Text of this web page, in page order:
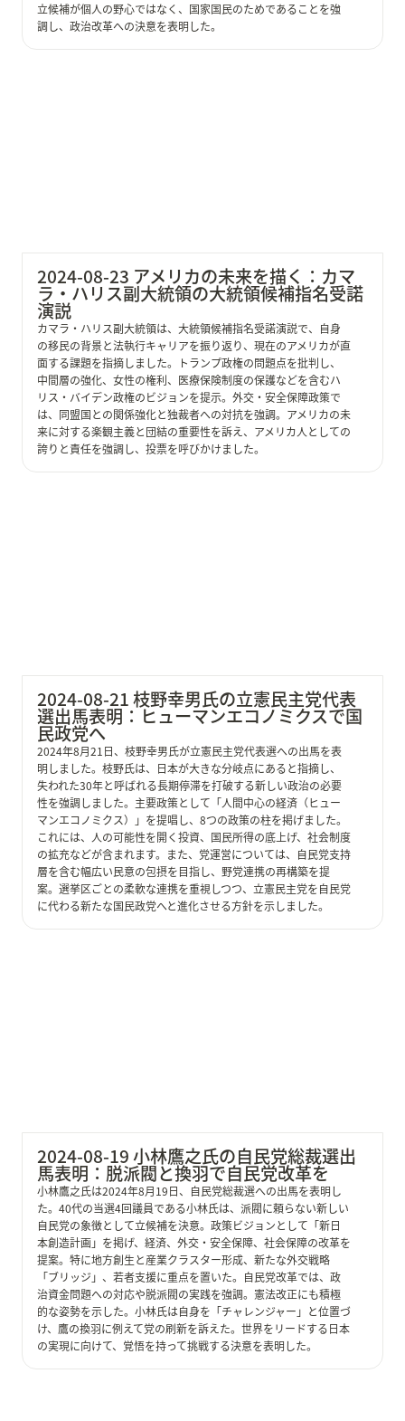
立候補が個人の野心ではなく、国家国民のためであることを強
調し、政治改革への決意を表明した。
2024-08-23 アメリカの未来を描く：カマ
ラ・ハリス副大統領の大統領候補指名受諾
演説
カマラ・ハリス副大統領は、大統領候補指名受諾演説で、自身
の移民の背景と法執行キャリアを振り返り、現在のアメリカが直
面する課題を指摘しました。トランプ政権の問題点を批判し、
中間層の強化、女性の権利、医療保険制度の保護などを含むハ
リス・バイデン政権のビジョンを提示。外交・安全保障政策で
は、同盟国との関係強化と独裁者への対抗を強調。アメリカの未
来に対する楽観主義と団結の重要性を訴え、アメリカ人としての
誇りと責任を強調し、投票を呼びかけました。
2024-08-21 枝野幸男氏の立憲民主党代表
選出馬表明：ヒューマンエコノミクスで国
民政党へ
2024年8月21日、枝野幸男氏が立憲民主党代表選への出馬を表
明しました。枝野氏は、日本が大きな分岐点にあると指摘し、
失われた30年と呼ばれる長期停滞を打破する新しい政治の必要
性を強調しました。主要政策として「人間中心の経済（ヒュー
マンエコノミクス）」を提唱し、8つの政策の柱を掲げました。
これには、人の可能性を開く投資、国民所得の底上げ、社会制度
の拡充などが含まれます。また、党運営については、自民党支持
層を含む幅広い民意の包摂を目指し、野党連携の再構築を提
案。選挙区ごとの柔軟な連携を重視しつつ、立憲民主党を自民党
に代わる新たな国民政党へと進化させる方針を示しました。
2024-08-19 小林鷹之氏の自民党総裁選出
馬表明：脱派閥と換羽で自民党改革を
小林鷹之氏は2024年8月19日、自民党総裁選への出馬を表明し
た。40代の当選4回議員である小林氏は、派閥に頼らない新しい
自民党の象徴として立候補を決意。政策ビジョンとして「新日
本創造計画」を掲げ、経済、外交・安全保障、社会保障の改革を
提案。特に地方創生と産業クラスター形成、新たな外交戦略
「ブリッジ」、若者支援に重点を置いた。自民党改革では、政
治資金問題への対応や脱派閥の実践を強調。憲法改正にも積極
的な姿勢を示した。小林氏は自身を「チャレンジャー」と位置づ
け、鷹の換羽に例えて党の刷新を訴えた。世界をリードする日本
の実現に向けて、覚悟を持って挑戦する決意を表明した。